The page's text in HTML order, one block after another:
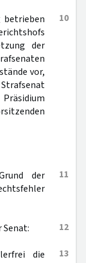
10
betrieben
der
vor,
11
der
12
13
die